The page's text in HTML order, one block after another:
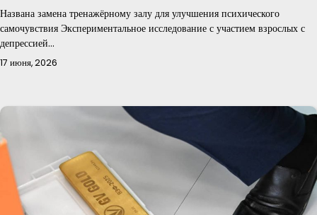
Названа замена тренажёрному залу для улучшения психического
самочувствия Экспериментальное исследование с участием взрослых с
депрессией…
17 июня, 2026